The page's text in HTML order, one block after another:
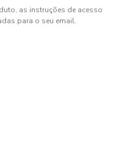
as instruções de acesso
para o seu email.